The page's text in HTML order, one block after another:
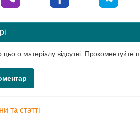
цього матеріалу відсутні. Прокоментуйте
та статті